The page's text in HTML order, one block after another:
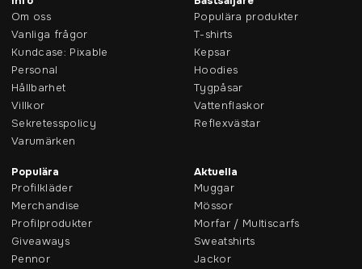
Om oss
Vanliga frågor
Kundcase: Pixable
Personal
Hållbarhet
Villkor
Sekretesspolicy
Varumärken
Populära produkter
T-shirts
Kepsar
Hoodies
Tygpåsar
Vattenflaskor
Reflexvästar
Populära
Profilkläder
Merchandise
Profilprodukter
Giveaways
Pennor
Aktuella
Muggar
Mössor
Morfar / Multiscarfs
Sweatshirts
Jackor